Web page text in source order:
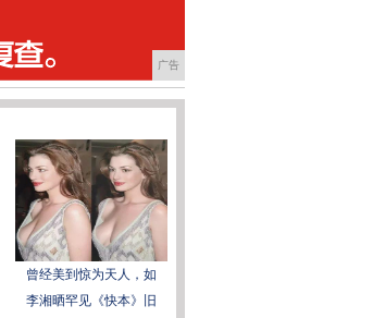
广告
曾经美到惊为天人，如
李湘晒罕见《快本》旧